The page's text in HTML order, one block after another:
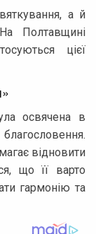
а й
Полтавщині
цієї
освячена в
відновити
що її варто
гармонію та